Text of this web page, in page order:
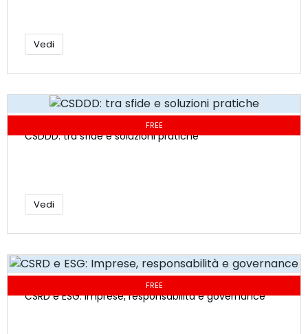
Vedi
FREE
CSDDD: tra sfide e soluzioni pratiche
Vedi
FREE
CSRD e ESG: Imprese, responsabilità e governance